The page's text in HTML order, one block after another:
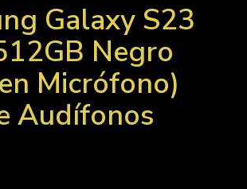
Galaxy S23
Negro
Micrófono)
Audífonos